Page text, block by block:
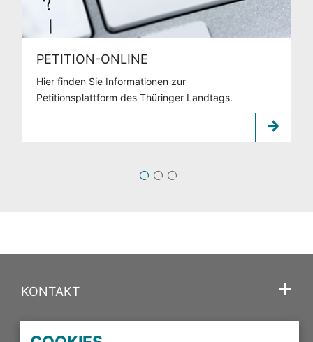
PETITION-ONLINE
Hier finden Sie Informationen zur
Petitionsplattform des Thüringer Landtags.
1 2
KONTAKT